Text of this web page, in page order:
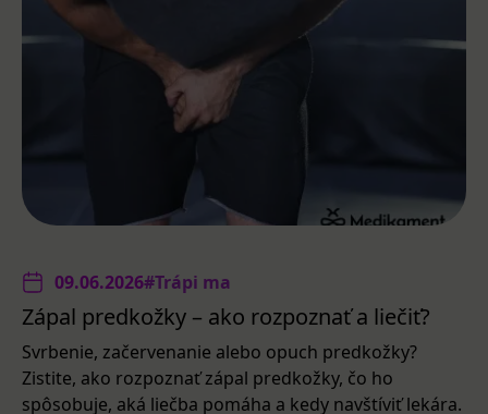
09.06.2026#Trápi ma
Zápal predkožky – ako rozpoznať a liečiť?
Svrbenie, začervenanie alebo opuch predkožky?
Zistite, ako rozpoznať zápal predkožky, čo ho
spôsobuje, aká liečba pomáha a kedy navštíviť lekára.